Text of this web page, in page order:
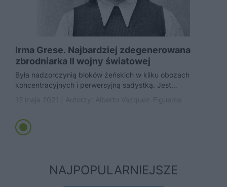
Irma Grese. Najbardziej zdegenerowana
zbrodniarka II wojny światowej
Była nadzorczynią bloków żeńskich w kilku obozach
koncentracyjnych i perwersyjną sadystką. Jest
NAJPOPULARNIEJSZE